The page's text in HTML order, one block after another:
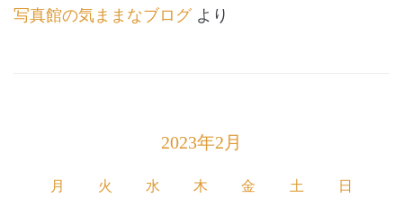
写真館の気ままなブログより
2023年2月
月 火 水 木 金 土 日